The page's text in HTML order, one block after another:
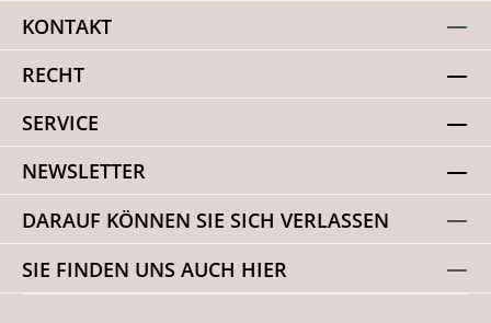
KONTAKT
RECHT
SERVICE
NEWSLETTER
DARAUF KÖNNEN SIE SICH VERLASSEN
SIE FINDEN UNS AUCH HIER